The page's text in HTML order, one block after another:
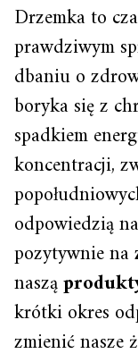
Drzemka to
prawdziwym
dbaniu o
boryka się z
spadkiem
koncentracji,
odpowiedzią
pozytywnie na
naszą
krótki okres
zmienić nasze